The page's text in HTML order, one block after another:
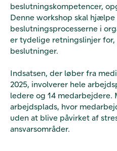
beslutningskompetencer,
Denne workshop skal
beslutningsprocesserne i
er tydelige retningslinjer
beslutninger.
Indsatsen, der løber fra
2025, involverer hele
ledere og 14 medarbejdere.
arbejdsplads, hvor
uden at blive påvirket af
ansvarsområder.